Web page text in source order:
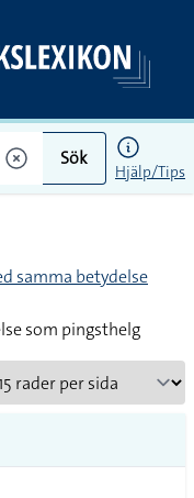
Sök
Hjälp/Tips
samma betydelse
som pingsthelg